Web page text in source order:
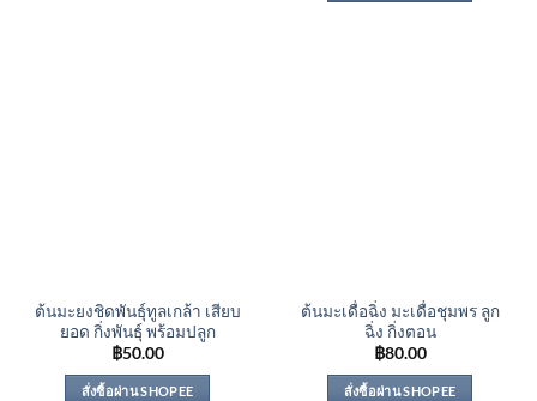
ต้นมะยงชิดพันธุ์ทูลเกล้า เสียบ
ยอด กิ่งพันธุ์ พร้อมปลูก
฿50.00
สั่งซื้อผ่าน SHOPEE
ต้นมะเดื่อฉิ่ง มะเดื่อชุมพร ลูก
ฉิ่ง กิ่งตอน
฿80.00
สั่งซื้อผ่าน SHOPEE